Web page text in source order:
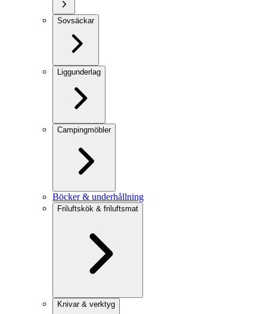
Sovsäckar
Liggunderlag
Campingmöbler
Böcker & underhållning
Friluftskök & friluftsmat
Knivar & verktyg